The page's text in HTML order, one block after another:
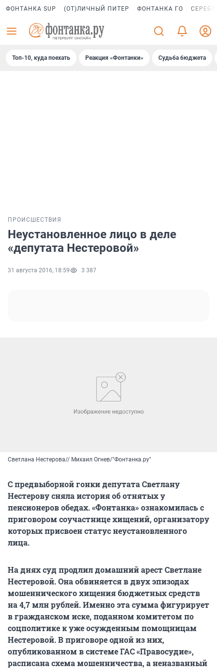
ФОНТАНКА SUP (ОТ)ЛИЧНЫЙ ПИТЕР ФОНТАНКА ГО
Топ-10, куда поехать Реакция «Фонтанки» Судьба бюджета
ПРОИСШЕСТВИЯ
Неустановленное лицо в деле
«депутата Нестеровой»
31 августа 2016, 18:59 3 387
Светлана Нестерова// Михаил Огнев/"Фонтанка.ру"
С предвыборной гонки депутата Светлану
Нестерову сняла история об отнятых у
пенсионеров обедах. «Фонтанка» ознакомилась с
приговором соучастнице хищений, организатору
которых присвоен статус неустановленного
лица.
На днях суд продлил домашний арест Светлане
Нестеровой. Она обвиняется в двух эпизодах
мошеннического хищения бюджетных средств
на 4,7 млн рублей. Именно эта сумма фигурирует
в гражданском иске, поданном комитетом по
соцполитике к уже осужденным помощницам
Нестеровой. В приговоре одной из них,
опубликованном в системе ГАС «Правосудие»,
расписана схема мошенничества, а неназванный